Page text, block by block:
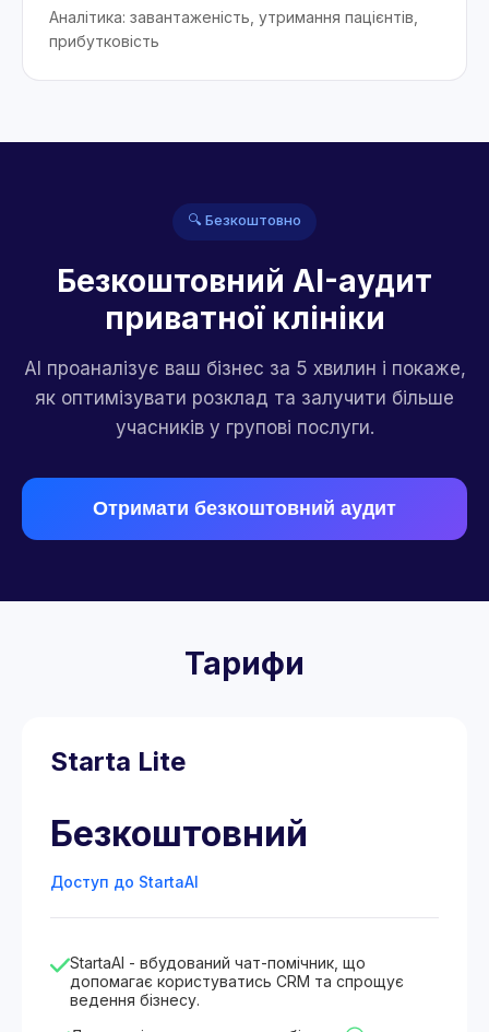
Аналітика: завантаженість, утримання пацієнтів,
прибутковість
🔍 Безкоштовно
Безкоштовний AI-аудит
приватної клініки
AI проаналізує ваш бізнес за 5 хвилин і покаже,
як оптимізувати розклад та залучити більше
учасників у групові послуги.
Отримати безкоштовний аудит
Тарифи
Starta Lite
Безкоштовний
Доступ до StartaAI
StartaAI - вбудований чат-помічник, що
допомагає користуватись CRM та спрощує
ведення бізнесу.